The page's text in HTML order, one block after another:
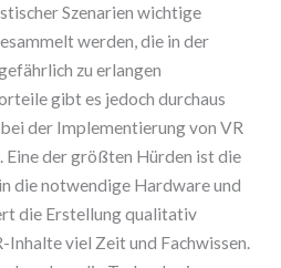
Szenarien wichtige
werden, die in der
zu erlangen
gibt es jedoch durchaus
der Implementierung von VR
Eine der größten Hürden ist die
die notwendige Hardware und
die Erstellung qualitativ
viel Zeit und Fachwissen.